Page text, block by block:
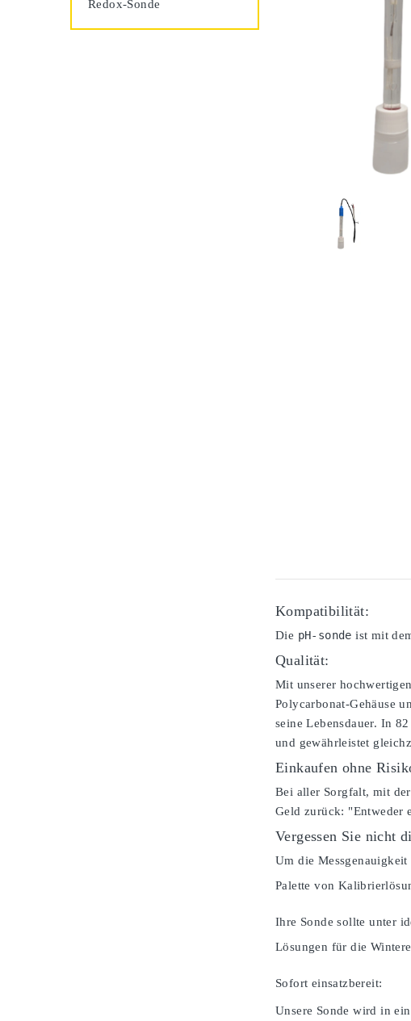
Redox-Sonde
Kompatibilität:
Die pH-sonde ist mit
Qualität:
Mit unserer hochwertigen
Polycarbonat-Gehäuse
seine Lebensdauer. In
und gewährleistet
Einkaufen ohne
Bei aller Sorgfalt, mit
Geld zurück: "Entweder
Vergessen Sie nicht
Um die
Palette von
Ihre Sonde sollte unter
Lösungen für die
Sofort einsatzbereit:
Unsere Sonde wird in